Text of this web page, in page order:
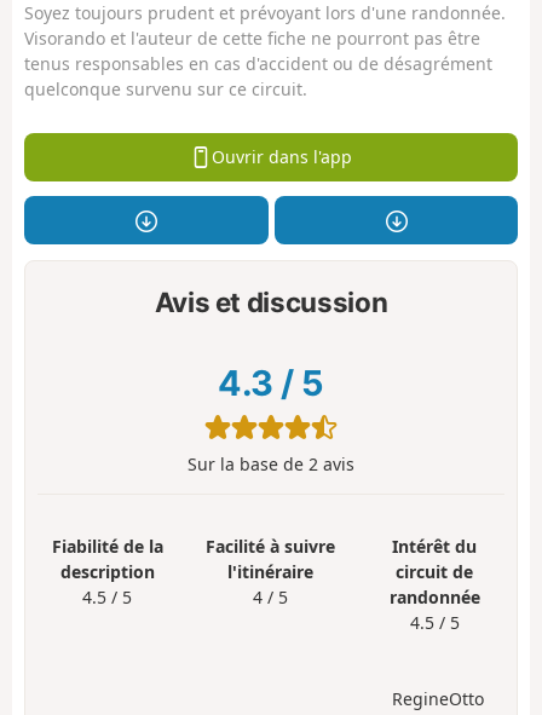
Soyez toujours prudent et prévoyant lors d'une randonnée.
Visorando et l'auteur de cette fiche ne pourront pas être
tenus responsables en cas d'accident ou de désagrément
quelconque survenu sur ce circuit.
Ouvrir dans l'app
Avis et discussion
4.3 / 5
Sur la base de 2 avis
Fiabilité de la
description
4.5 / 5
Facilité à suivre
l'itinéraire
4 / 5
Intérêt du
circuit de
randonnée
4.5 / 5
RegineOtto